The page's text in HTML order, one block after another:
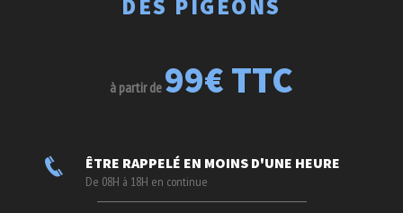
DES PIGEONS
à partir de 99€ TTC
ÊTRE RAPPELÉ EN MOINS D'UNE HEURE
De 08H à 18H en continue